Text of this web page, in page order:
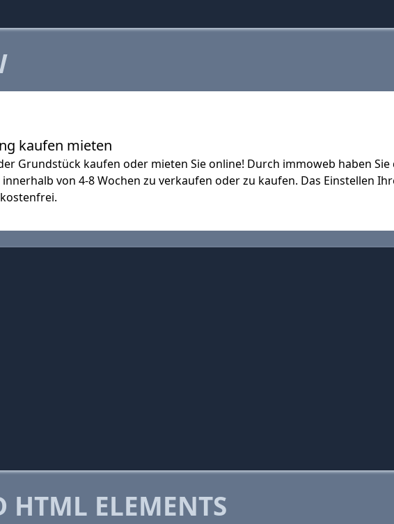
kaufen mieten
Grundstück kaufen oder mieten Sie online! Durch immoweb haben
von 4-8 Wochen zu verkaufen oder zu kaufen. Das Einstellen
HTML ELEMENTS